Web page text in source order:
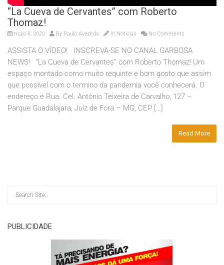
“La Cueva de Cervantes” com Roberto
Thomaz!
maio 8, 2020 By Paulo Avezedo In Noticias No Comments
ASSISTA O VÍDEO! INSCREVA-SE NO CANAL GARBOSA
NEWS! “La Cueva de Cervantes” com Roberto Thomaz! Um
espaço montado como muito requinte e bom gosto que assim
que possível com o termino da pandemia você conhecerá. O
endereço é Rua. Cel. Antônio Teixeira de Carvalho, 127 –
Parque Guadalajara, Juiz de Fora – MG, CEP […]
Read More
PUBLICIDADE